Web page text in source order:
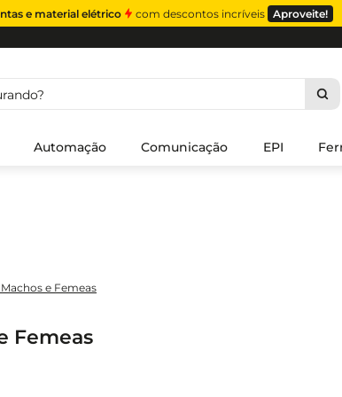
e material elétrico com descontos incríveis Aproveite!
Automação Comunicação EPI
e Femeas
Femeas